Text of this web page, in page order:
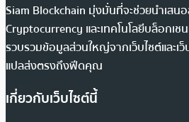
Siam Blockchain มุ่งมั่นที่จะช่วยนำเสน
Cryptocurrency และเทคโนโลยีบล็อกเช
รวบรวมข้อมูลส่วนใหญ่จากเว็บไซต์และเ
แปลส่งตรงถึงฟีดคุณ
เกี่ยวกับเว็บไซต์นี้